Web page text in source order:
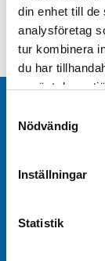
din enhet till de
analysföretag
tur kombinera
du har
använt deras
från
Nödvändig
Inställningar
Statistik
Beställ
du